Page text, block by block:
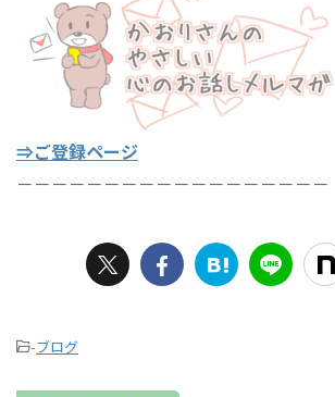
⇒ご登録ページ
－－－－－－－－－－－－－－－－－－
-ブログ